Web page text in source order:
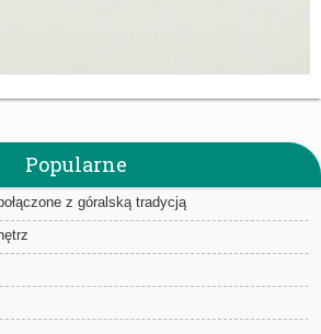
Popularne
z góralską tradycją